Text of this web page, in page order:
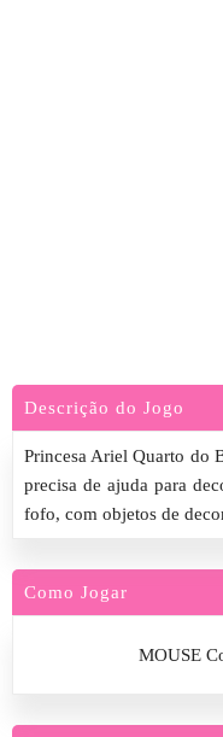
Descrição do Jogo
Princesa Ariel Quarto do
precisa de ajuda para
fofo, com objetos de
Como Jogar
MOUSE